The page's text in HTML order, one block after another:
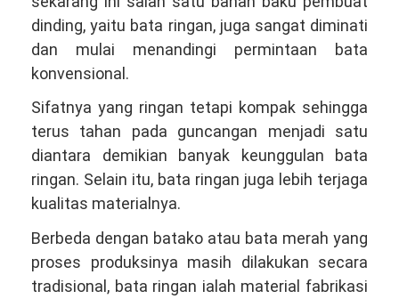
dinding, yaitu bata ringan, juga sangat diminati
dan mulai menandingi permintaan bata
konvensional.
Sifatnya yang ringan tetapi kompak sehingga
terus tahan pada guncangan menjadi satu
diantara demikian banyak keunggulan bata
ringan. Selain itu, bata ringan juga lebih terjaga
kualitas materialnya.
Berbeda dengan batako atau bata merah yang
proses produksinya masih dilakukan secara
tradisional, bata ringan ialah material fabrikasi